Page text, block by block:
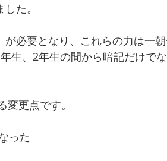
た。
必要となり、これらの力は一
生、2年生の間から暗記だけで
更点です。
った